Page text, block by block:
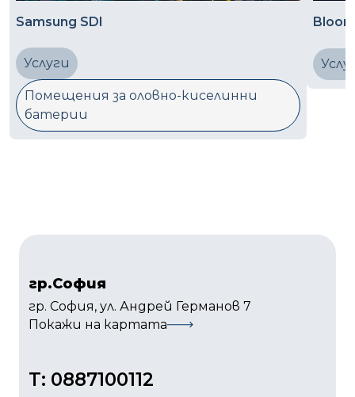
Samsung SDI
Услуги
Помещения за оловно-киселинни
батерии
гр.София
гр. София, ул. Андрей Германов 7
Покажи на картата
T: 0887100112